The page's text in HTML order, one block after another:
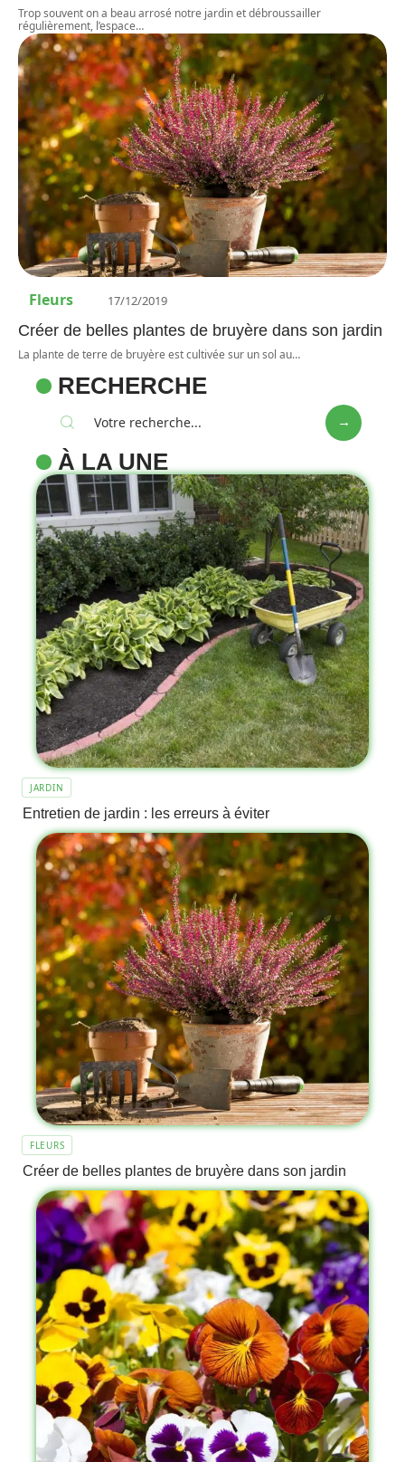
Trop souvent on a beau arrosé notre jardin et débroussailler
régulièrement, l’espace…
Fleurs 17/12/2019
Créer de belles plantes de bruyère dans son jardin
La plante de terre de bruyère est cultivée sur un sol au…
RECHERCHE
À LA UNE
JARDIN
Entretien de jardin : les erreurs à éviter
FLEURS
Créer de belles plantes de bruyère dans son jardin